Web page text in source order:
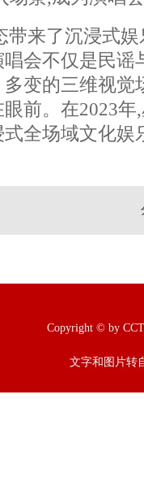
带来了沉浸式
会不仅是民谣
变的三维视觉
前。在2023年
全场域文化娱
Copyright © by
文字和图片转